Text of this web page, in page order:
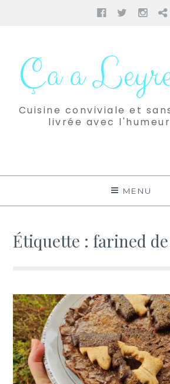
Facebook
Twitter
contenuÇa a
Cuisine conviviale et
livrée avec
MENU
Étiquette :farined